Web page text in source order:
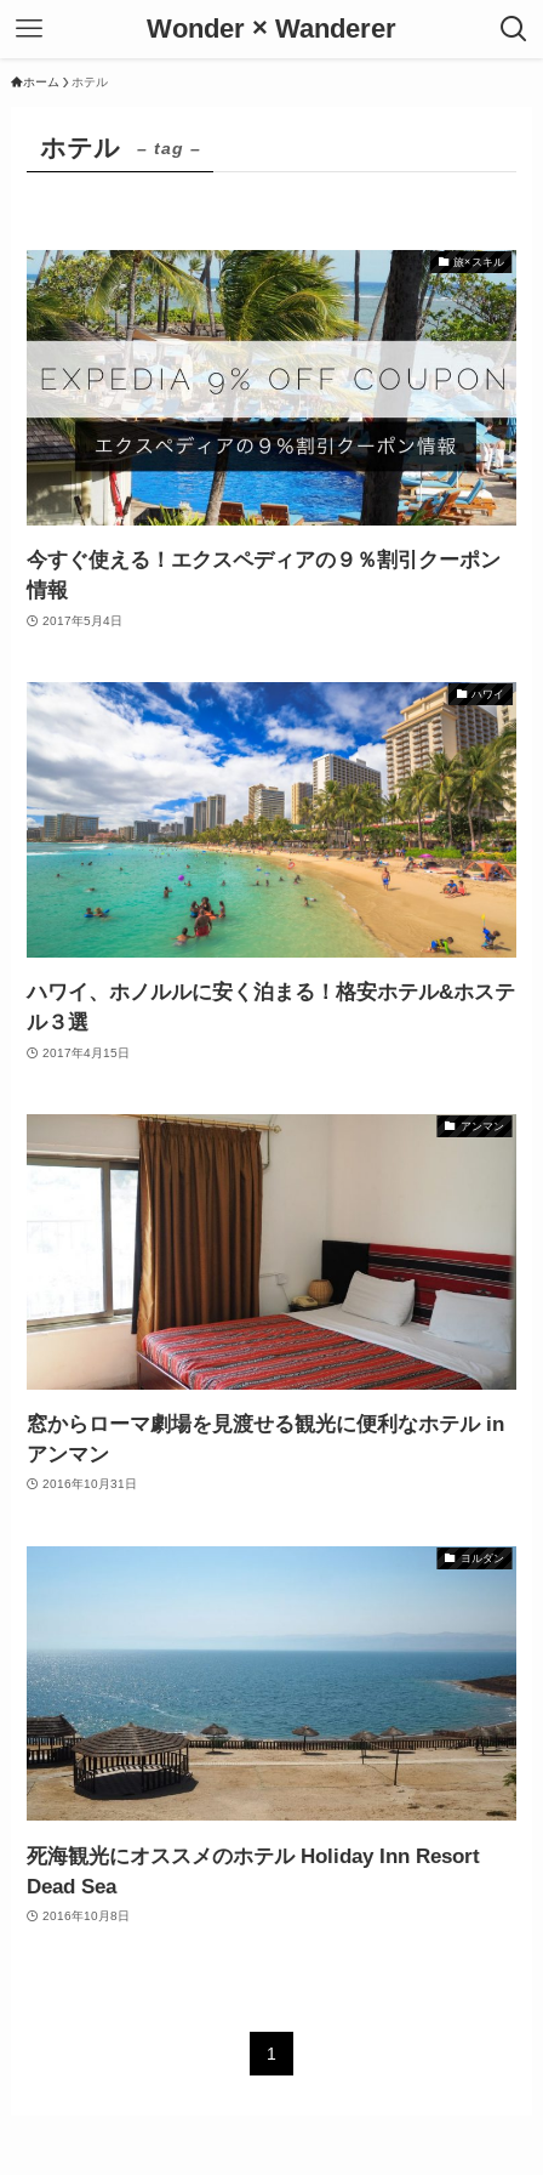
Wonder × Wanderer
ホーム ホテル
ホテル – tag –
旅×スキル
今すぐ使える！エクスペディアの９％割引クーポン
情報
2017年5月4日
ハワイ
ハワイ、ホノルルに安く泊まる！格安ホテル&ホステ
ル３選
2017年4月15日
アンマン
窓からローマ劇場を見渡せる観光に便利なホテル in
アンマン
2016年10月31日
ヨルダン
死海観光にオススメのホテル Holiday Inn Resort
Dead Sea
2016年10月8日
1